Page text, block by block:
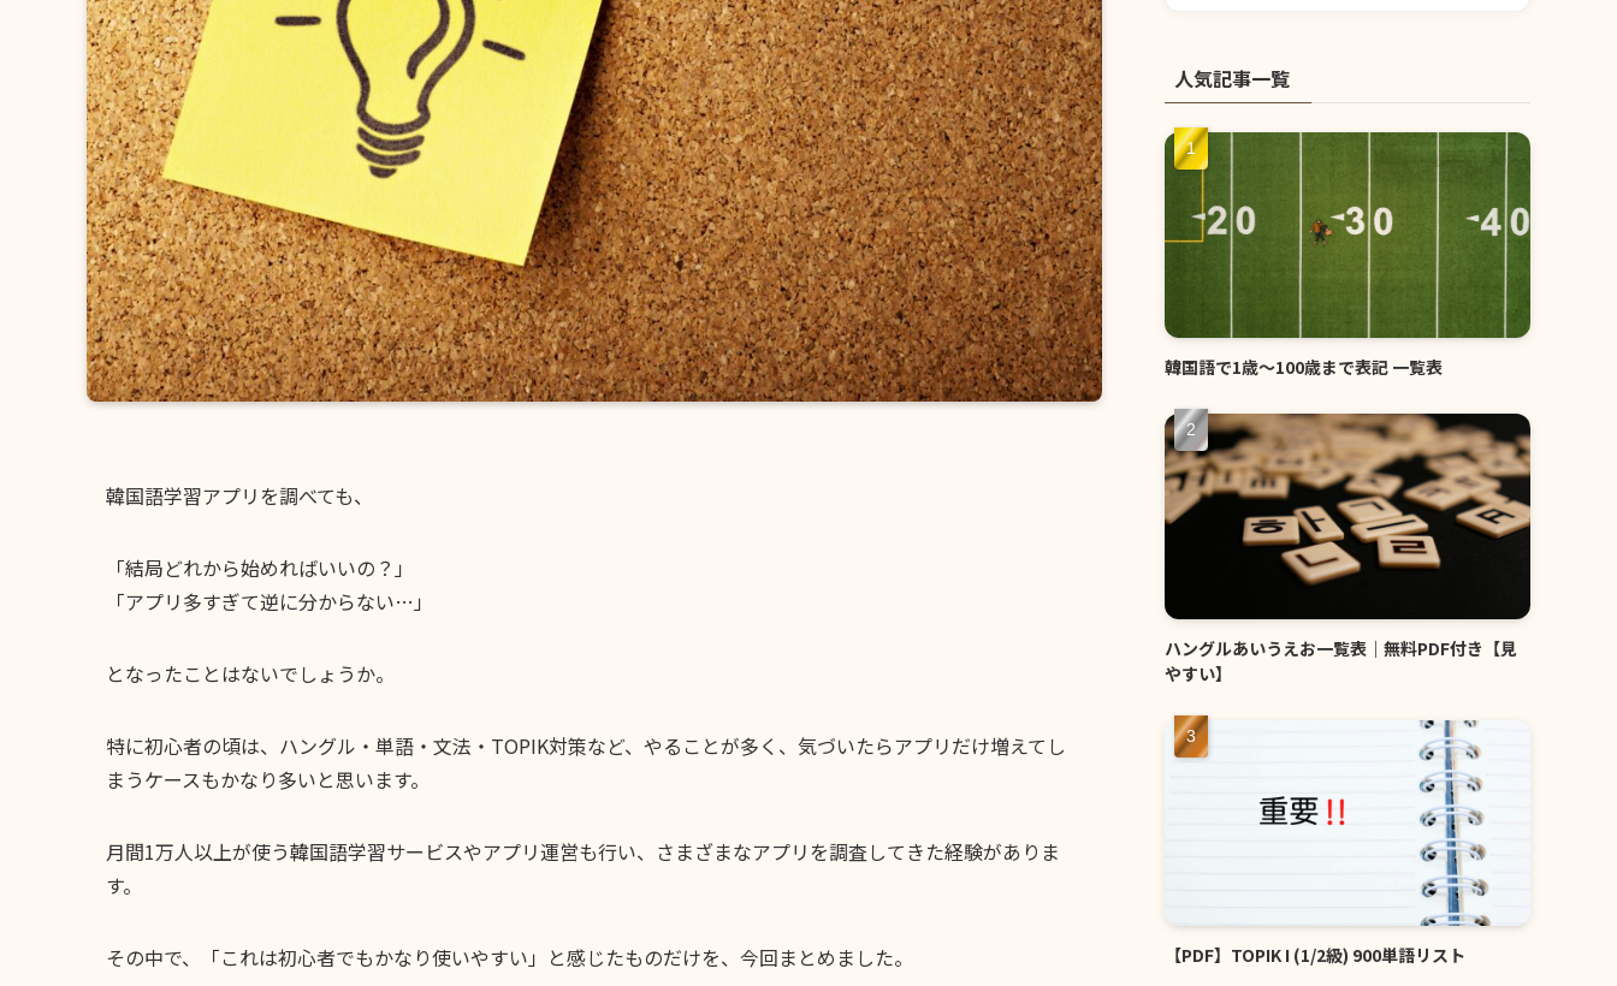
韓国語学習アプリを調べても、
「結局どれから始めればいいの？」
「アプリ多すぎて逆に分からない…」
となったことはないでしょうか。
特に初心者の頃は、ハングル・単語・文法・TOPIK対策など、やることが多く、気づいたらアプリだけ増えてし
まうケースもかなり多いと思います。
月間1万人以上が使う韓国語学習サービスやアプリ運営も行い、さまざまなアプリを調査してきた経験がありま
す。
その中で、「これは初心者でもかなり使いやすい」と感じたものだけを、今回まとめました。
人気記事一覧
韓国語で1歳〜100歳まで表記 一覧表
ハングルあいうえお一覧表｜無料PDF付き【見
やすい】
【PDF】TOPIK I (1/2級) 900単語リスト